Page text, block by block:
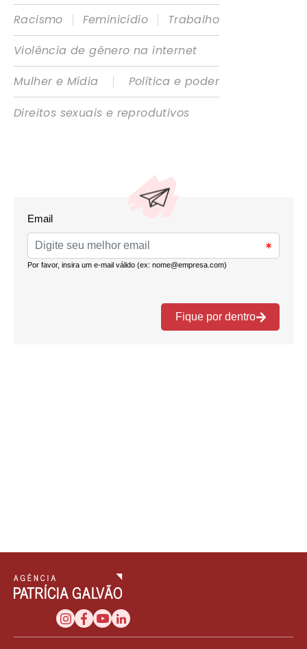
Racismo
| Feminicídio |
Trabalho
Violência de gênero na internet
Mulher e Mídia
|
Política e poder
Direitos sexuais e reprodutivos